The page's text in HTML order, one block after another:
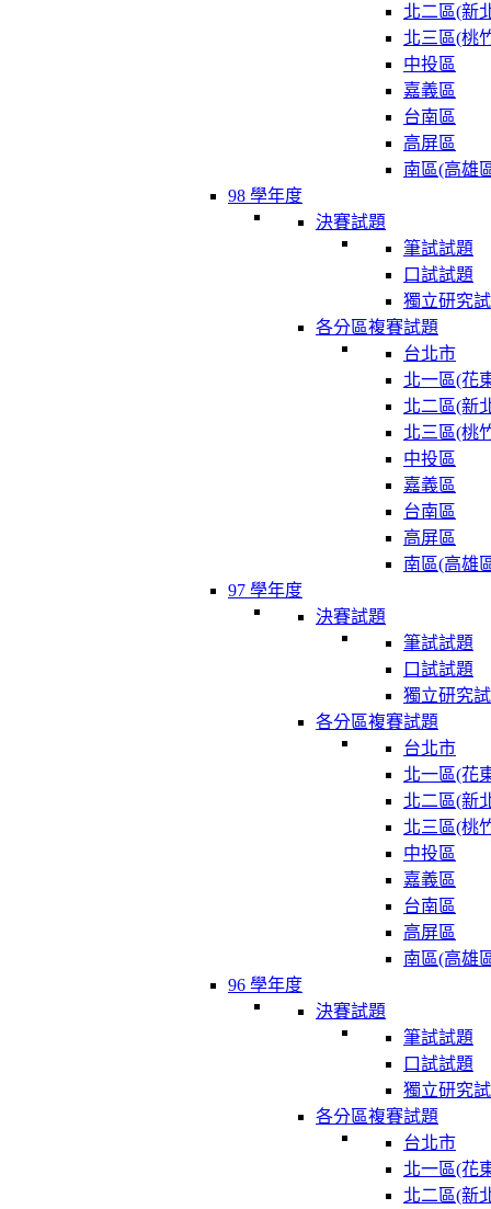
北二區(新
北三區(桃
中投區
嘉義區
台南區
高屏區
南區(高雄
98 學年度
決賽試題
筆試試題
口試試題
獨立研究
各分區複賽試題
台北市
北一區(花
北二區(新
北三區(桃
中投區
嘉義區
台南區
高屏區
南區(高雄
97 學年度
決賽試題
筆試試題
口試試題
獨立研究
各分區複賽試題
台北市
北一區(花
北二區(新
北三區(桃
中投區
嘉義區
台南區
高屏區
南區(高雄
96 學年度
決賽試題
筆試試題
口試試題
獨立研究
各分區複賽試題
台北市
北一區(花
北二區(新